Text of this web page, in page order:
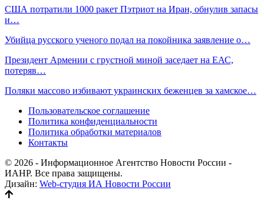
США потратили 1000 ракет Пэтриот на Иран, обнулив запасы
и…
Убийца русского ученого подал на покойника заявление о…
Президент Армении с грустной миной заседает на ЕАС,
потеряв…
Поляки массово избивают украинских беженцев за хамское…
Пользовательское соглашение
Политика конфиденциальности
Политика обработки материалов
Контакты
© 2026 - Информационное Агентство Новости России -
ИАНР. Все права защищены.
Дизайн: Web-студия ИА Новости России